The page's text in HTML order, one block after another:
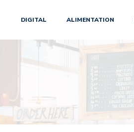
DIGITAL ALIMENTATION